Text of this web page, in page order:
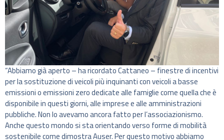
“Abbiamo già aperto – ha ricordato Cattaneo – finestre di incentivi
per la sostituzione di veicoli più inquinanti con veicoli a basse
emissioni o emissioni zero dedicate alle famiglie come quella che è
disponibile in questi giorni, alle imprese e alle amministrazioni
pubbliche. Non lo avevamo ancora fatto per l’associazionismo.
Anche questo mondo si sta orientando verso forme di mobilità
sostenibile come dimostra Auser. Per questo motivo abbiamo